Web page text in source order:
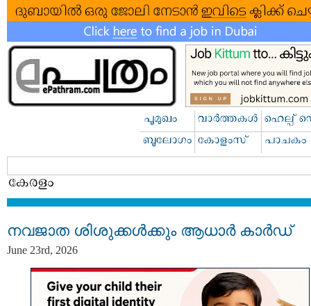
നവജാത ശിശുക്കള്‍ക്കും ആധാര്‍ കാര്‍ഡ്
June 23rd, 2026